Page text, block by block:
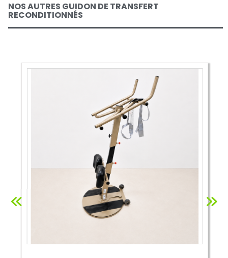
NOS AUTRES GUIDON DE TRANSFERT
RECONDITIONNÉS